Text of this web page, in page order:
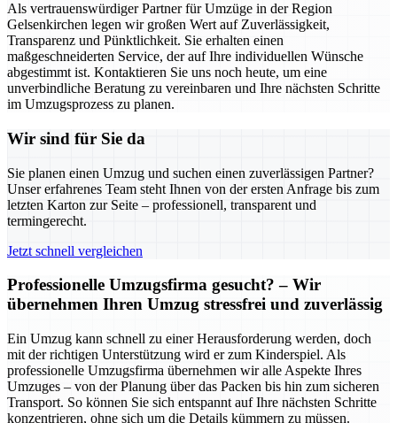
Als vertrauenswürdiger Partner für Umzüge in der Region
Gelsenkirchen legen wir großen Wert auf Zuverlässigkeit,
Transparenz und Pünktlichkeit. Sie erhalten einen
maßgeschneiderten Service, der auf Ihre individuellen Wünsche
abgestimmt ist. Kontaktieren Sie uns noch heute, um eine
unverbindliche Beratung zu vereinbaren und Ihre nächsten Schritte
im Umzugsprozess zu planen.
Wir sind für Sie da
Sie planen einen Umzug und suchen einen zuverlässigen Partner?
Unser erfahrenes Team steht Ihnen von der ersten Anfrage bis zum
letzten Karton zur Seite – professionell, transparent und
termingerecht.
Jetzt schnell vergleichen
Professionelle Umzugsfirma gesucht? – Wir
übernehmen Ihren Umzug stressfrei und zuverlässig
Ein Umzug kann schnell zu einer Herausforderung werden, doch
mit der richtigen Unterstützung wird er zum Kinderspiel. Als
professionelle Umzugsfirma übernehmen wir alle Aspekte Ihres
Umzuges – von der Planung über das Packen bis hin zum sicheren
Transport. So können Sie sich entspannt auf Ihre nächsten Schritte
konzentrieren, ohne sich um die Details kümmern zu müssen.